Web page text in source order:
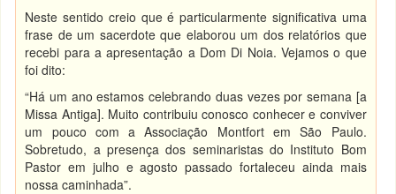
Neste sentido creio que é particularmente significativa uma
frase de um sacerdote que elaborou um dos relatórios que
recebi para a apresentação a Dom Di Noia. Vejamos o que
foi dito:
“Há um ano estamos celebrando duas vezes por semana [a
Missa Antiga]. Muito contribuiu conosco conhecer e conviver
um pouco com a Associação Montfort em São Paulo.
Sobretudo, a presença dos seminaristas do Instituto Bom
Pastor em julho e agosto passado fortaleceu ainda mais
nossa caminhada”.